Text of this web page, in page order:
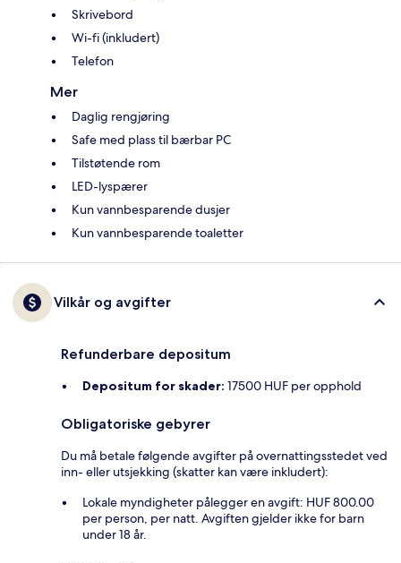
Skrivebord
Wi-fi (inkludert)
Telefon
Mer
Daglig rengjøring
Safe med plass til bærbar PC
Tilstøtende rom
LED-lyspærer
Kun vannbesparende dusjer
Kun vannbesparende toaletter
Vilkår og avgifter
Refunderbare depositum
Depositum for skader: 17500 HUF per opphold
Obligatoriske gebyrer
Du må betale følgende avgifter på overnattingsstedet ved
inn- eller utsjekking (skatter kan være inkludert):
Lokale myndigheter pålegger en avgift: HUF 800.00
per person, per natt. Avgiften gjelder ikke for barn
under 18 år.